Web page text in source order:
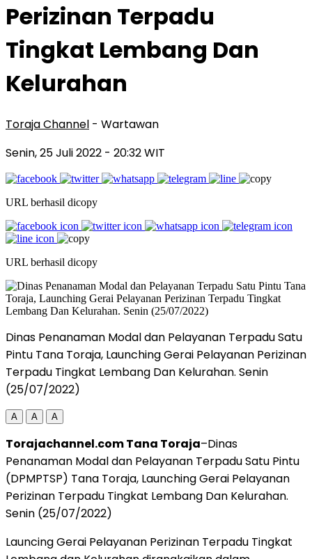
Perizinan Terpadu
Tingkat Lembang Dan
Kelurahan
Toraja Channel - Wartawan
Senin, 25 Juli 2022 - 20:32 WIT
URL berhasil dicopy
URL berhasil dicopy
Dinas Penanaman Modal dan Pelayanan Terpadu Satu
Pintu Tana Toraja, Launching Gerai Pelayanan Perizinan
Terpadu Tingkat Lembang Dan Kelurahan. Senin
(25/07/2022)
A A A
Torajachannel.com Tana Toraja–Dinas
Penanaman Modal dan Pelayanan Terpadu Satu Pintu
(DPMPTSP) Tana Toraja, Launching Gerai Pelayanan
Perizinan Terpadu Tingkat Lembang Dan Kelurahan.
Senin (25/07/2022)
Launcing Gerai Pelayanan Perizinan Terpadu Tingkat